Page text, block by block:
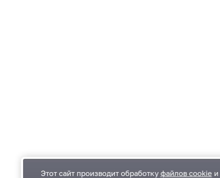
Этот сайт производит обработку файлов cookie